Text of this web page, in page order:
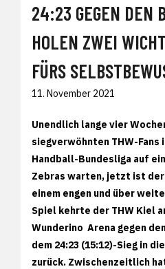
24:23 GEGEN DEN
HOLEN ZWEI
FÜRS
11. November 2021
Unendlich lange vier
siegverwöhnten THW-Fans
Handball-Bundesliga auf
Zebras warten, jetzt ist der
einem engen und über
Spiel kehrte der THW Kiel
Wunderino Arena gegen
dem 24:23 (15:12)-Sieg in
zurück. Zwischenzeitlich